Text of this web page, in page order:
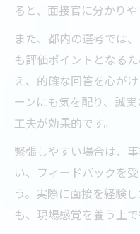
ると、面接官に分かりや
また、都内の選考では
も評価ポイントとなる
え、的確な回答を心が
ーンにも気を配り、誠
工夫が効果的です。
緊張しやすい場合は、
い、フィードバックを
う。実際に面接を経験
も、現場感覚を養う上で